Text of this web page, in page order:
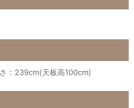
239cm(天板高100cm)